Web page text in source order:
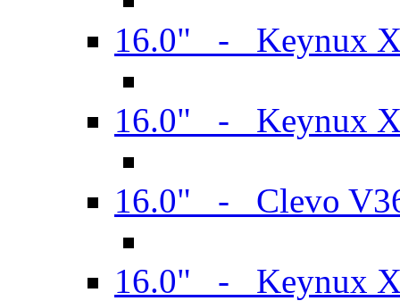
16.0" - Keynux
16.0" - Keynux
16.0" - Clevo
16.0" - Keynux